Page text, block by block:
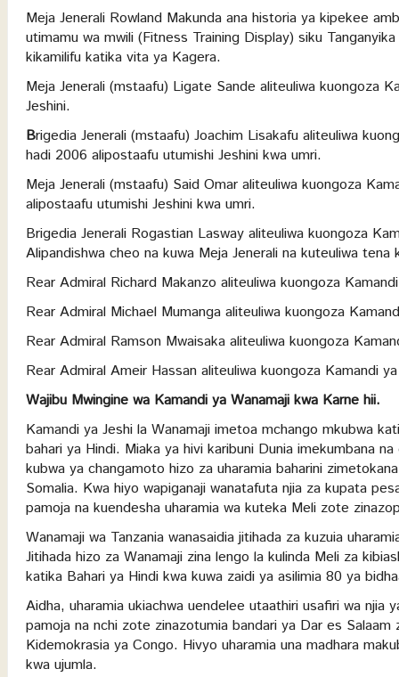
Meja Jenerali Rowland Makunda ana historia ya kipekee
utimamu wa mwili (Fitness Training Display) siku
kikamilifu katika vita ya Kagera.
Meja Jenerali (mstaafu) Ligate Sande aliteuliwa kuongoza
Jeshini.
Brigedia Jenerali (mstaafu) Joachim Lisakafu aliteuliwa
hadi 2006 alipostaafu utumishi Jeshini kwa umri.
Meja Jenerali (mstaafu) Said Omar aliteuliwa kuongoza
alipostaafu utumishi Jeshini kwa umri.
Brigedia Jenerali Rogastian Lasway aliteuliwa kuongoza
Alipandishwa cheo na kuwa Meja Jenerali na kuteuliwa
Rear Admiral Richard Makanzo aliteuliwa kuongoza
Rear Admiral Michael Mumanga aliteuliwa kuongoza
Rear Admiral Ramson Mwaisaka aliteuliwa kuongoza
Rear Admiral Ameir Hassan aliteuliwa kuongoza Kamandi
Wajibu Mwingine wa Kamandi ya Wanamaji kwa Karne hii.
Kamandi ya Jeshi la Wanamaji imetoa mchango mkubwa
bahari ya Hindi. Miaka ya hivi karibuni Dunia imekumbana
kubwa ya changamoto hizo za uharamia baharini
Somalia. Kwa hiyo wapiganaji wanatafuta njia za kupata
pamoja na kuendesha uharamia wa kuteka Meli zote
Wanamaji wa Tanzania wanasaidia jitihada za kuzuia
Jitihada hizo za Wanamaji zina lengo la kulinda Meli za
katika Bahari ya Hindi kwa kuwa zaidi ya asilimia 80 ya
Aidha, uharamia ukiachwa uendelee utaathiri usafiri wa njia
pamoja na nchi zote zinazotumia bandari ya Dar es
Kidemokrasia ya Congo. Hivyo uharamia una madhara
kwa ujumla.